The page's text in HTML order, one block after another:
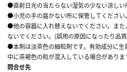
●直射日光の当たらない湿気の少ない涼しい
●小児の手の届かない所に保管してください。
●他の容器に入れ替えないでください。ま
ないでください。(誤用の原因になったり品
●本剤は淡茶色の細粒剤です。有効成分に生
中に茶褐色の粒が混入している場合があり
問合せ先